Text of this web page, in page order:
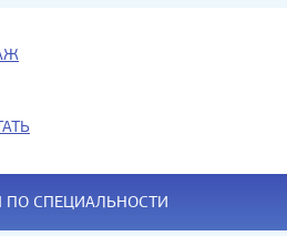
СПЕЦИАЛЬНОСТИ